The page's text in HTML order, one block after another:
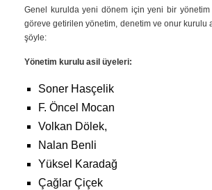
Genel kurulda yeni dönem için yeni bir
göreve getirilen yönetim, denetim ve onur kurulu
şöyle:
Yönetim kurulu asil üyeleri:
Soner Hasçelik
F. Öncel Mocan
Volkan Dölek,
Nalan Benli
Yüksel Karadağ
Çağlar Çiçek